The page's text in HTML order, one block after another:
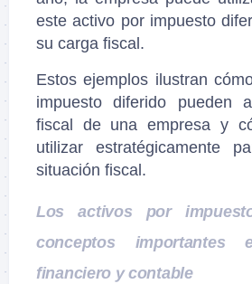
este activo por impuesto
su carga fiscal.
Estos ejemplos ilustran
impuesto diferido pueden
fiscal de una empresa y
utilizar estratégicamente
situación fiscal.
Los activos por
conceptos
financiero y contable